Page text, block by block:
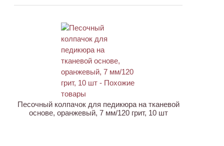
Песочный колпачок для педикюра на тканевой
основе, оранжевый, 7 мм/120 грит, 10 шт